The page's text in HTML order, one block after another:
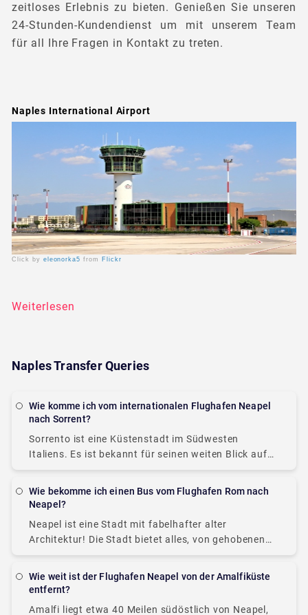
zeitloses Erlebnis zu bieten. Genießen Sie unseren
24-Stunden-Kundendienst um mit unserem Team
für all Ihre Fragen in Kontakt zu treten.
Click by eleonorka5 from Flickr
Naples International Airport
Weiterlesen
Naples Transfer Queries
Wie komme ich vom internationalen Flughafen Neapel
nach Sorrent?
Sorrento ist eine Küstenstadt im Südwesten
Italiens. Es ist bekannt für seinen weiten Blick auf
Wie bekomme ich einen Bus vom Flughafen Rom nach
Neapel?
Neapel ist eine Stadt mit fabelhafter alter
Architektur! Die Stadt bietet alles, von gehobenen
und was gibt es
Wie weit ist der Flughafen Neapel von der Amalfiküste
entfernt?
Amalfi liegt etwa 40 Meilen südöstlich von Neapel,